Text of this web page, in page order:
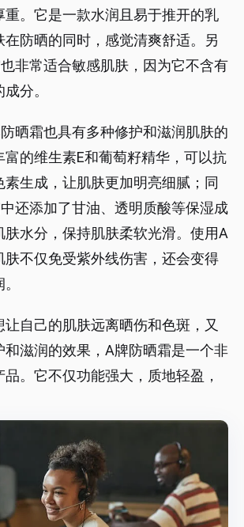
重。它是一款水润且易于推开的乳
在防晒的同时，感觉清爽舒适。另
非常适合敏感肌肤，因为它不含有
分。
晒霜也具有多种修护和滋润肌肤的
富的维生素E和葡萄籽精华，可以抗
生成，让肌肤更加明亮细腻；同
还添加了甘油、透明质酸等保湿成
肤水分，保持肌肤柔软光滑。使用A
肤不仅免受紫外线伤害，还会变得
让自己的肌肤远离晒伤和色斑，又
和滋润的效果，A牌防晒霜是一个非
。它不仅功能强大，质地轻盈，